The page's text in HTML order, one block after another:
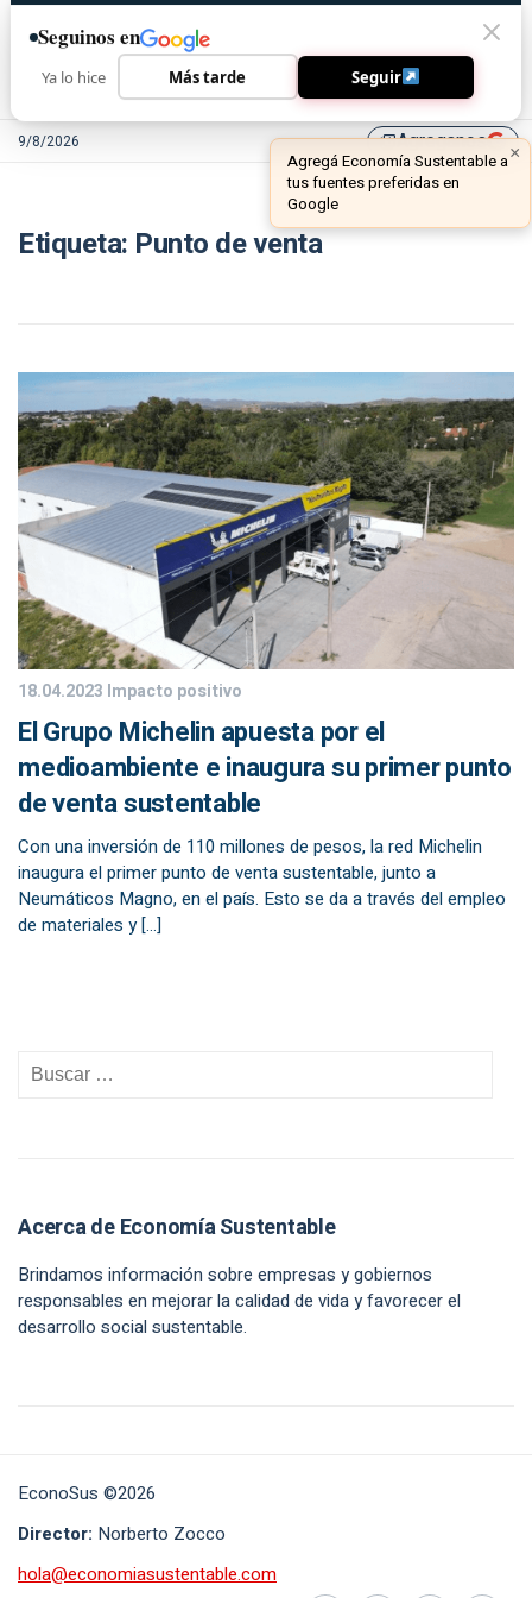
9/8/2026 library_addAgreganos ×
Agregá Economía Sustentable a
tus fuentes preferidas en
Google
Etiqueta: Punto de venta
18.04.2023 Impacto positivo
El Grupo Michelin apuesta por el
medioambiente e inaugura su primer punto
de venta sustentable
Con una inversión de 110 millones de pesos, la red Michelin
inaugura el primer punto de venta sustentable, junto a
Neumáticos Magno, en el país. Esto se da a través del empleo
de materiales y […]
Acerca de Economía Sustentable
Brindamos información sobre empresas y gobiernos
responsables en mejorar la calidad de vida y favorecer el
desarrollo social sustentable.
EconoSus ©2026
Director: Norberto Zocco
hola@economiasustentable.com
Seguinos en
Ya lo hice Más tarde Seguir